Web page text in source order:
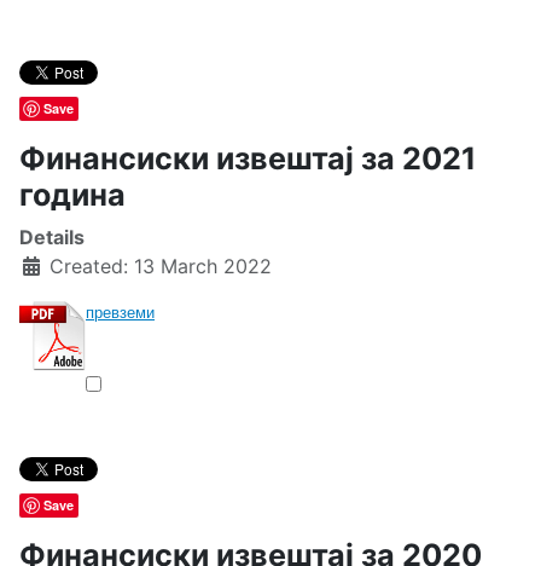
Save
Финансиски извештај за 2021
година
Details
Created: 13 March 2022
превземи
Save
Финансиски извештај за 2020